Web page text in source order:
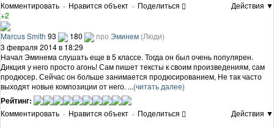
Комментировать · Нравится объект · Поделиться
Действия ▼
+2
Marcus Smith 93 180 про Эминем (Люди)
3 февраля 2014 в 18:29
Начал Эминема слушать еще в 5 классе. Тогда он был очень популярен.
Дикция у него просто агонь! Сам пишет тексты к своим произведениям, сам
продюсер. Сейчас он больше занимается продюсированием, Не так часто
выходят новые композиции от него. ...(читать далее)
Рейтинг:
Комментировать · Нравится объект · Поделиться Действия ▼